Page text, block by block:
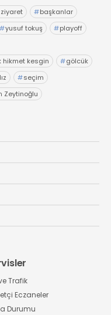
ziyaret #başkanlar
#yusuf tokuş #playoff
hikmet kesgin #gölcük
#seçim
Zeytinoğlu
Trafik
Eczaneler
Durumu